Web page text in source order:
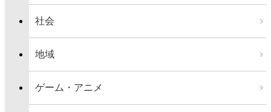
社会
地域
ゲーム・アニメ